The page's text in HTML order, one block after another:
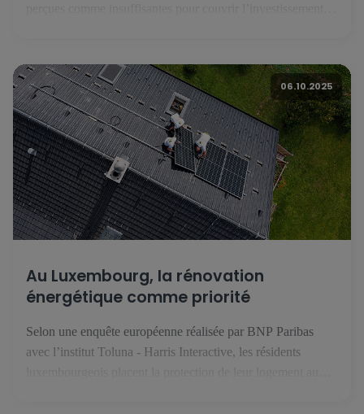
hésitent à franchir le pas de la rénovation énergétique. Une
étude européenne réalisée par BNP Paribas avec l’institut
Toluna - […]
06.10.2025
Au Luxembourg, la rénovation
énergétique comme priorité
Selon une enquête européenne réalisée par BNP Paribas
avec l’institut Toluna - Harris Interactive, les résidents